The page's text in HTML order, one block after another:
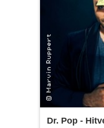
Dr. Pop -